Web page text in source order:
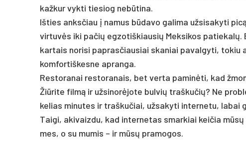
kažkur vykti tiesiog nebūtina.
Išties anksčiau į namus būdavo galima užsisakyti
virtuvės iki pačių egzotiškiausių Meksikos
kartais norisi paprasčiausiai skaniai pavalgyti, tokiu
komfortiškesne apranga.
Restoranai restoranais, bet verta paminėti, kad
Žiūrite filmą ir užsinorėjote bulvių traškučių? Ne
kelias minutes ir traškučiai, užsakyti internetu, labai
Taigi, akivaizdu, kad internetas smarkiai keičia
mes, o su mumis – ir mūsų pramogos.